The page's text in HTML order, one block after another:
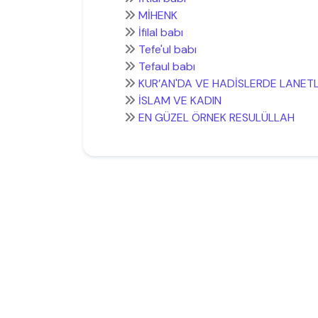
MİHENK
İfilal babı
Tefe'ul babı
Tefaul babı
KUR’AN'DA VE HADİSLERDE
İSLAM VE KADIN
EN GÜZEL ÖRNEK RESULÜLLAH